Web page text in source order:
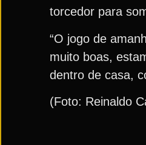
torcedor para
“O jogo de
muito boas,
dentro de casa,
(Foto: Reinaldo